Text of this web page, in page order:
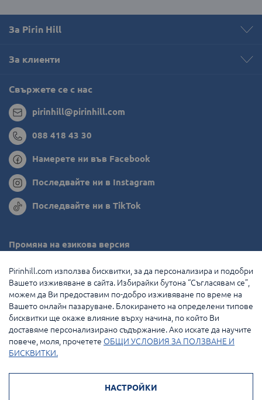
За Pirin Hill
За клиенти
Свържете се с нас
pirinhill@pirinhill.com
088 418 43 30
Намерете ни във Facebook
Последвайте ни в Instagram
Последвайте ни в TikTok
Промяна на езикова версия
Румъния
Гърция
Нидерландия
Франция
Начини на плащане:
Pirinhill.com използва бисквитки, за да персонализира и подобри
Вашето изживяване в сайта. Избирайки бутона “Съгласявам се”,
можем да Ви предоставим по-добро изживяване по време на
Вашето онлайн пазаруване. Блокирането на определени типове
бисквитки ще окаже влияние върху начина, по който Ви
доставяме персонализирано съдържание. Ако искате да научите
повече, моля, прочетете ОБЩИ УСЛОВИЯ ЗА ПОЛЗВАНЕ И
БИСКВИТКИ.
НАСТРОЙКИ